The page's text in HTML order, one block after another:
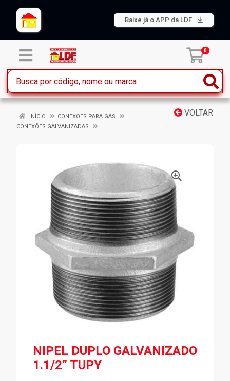
Baixe já o APP da LDF
0
VOLTAR
INÍCIO
CONEXÕES PARA GÁS
CONEXÕES GALVANIZADAS
.
NIPEL DUPLO GALVANIZADO
1.1/2” TUPY